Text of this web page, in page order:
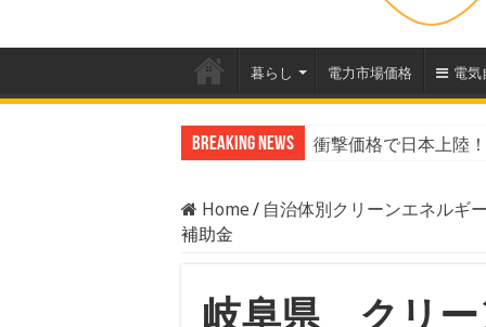
暮らし 電力市場価格 電気
Breaking News 衝撃価格で日本上陸
Home/ 自治体別クリーンエネルギ
補助金
岐阜県 クリー